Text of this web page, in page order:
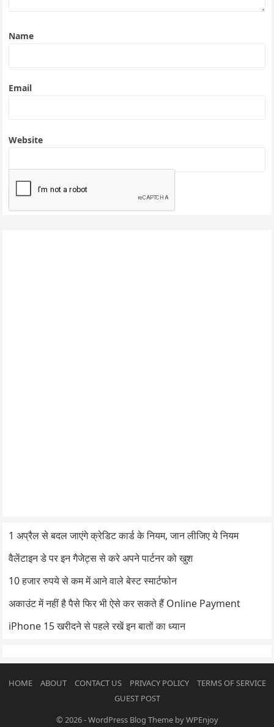
Name
Email
Website
1 अप्रैल से बदल जाएंगे क्रेडिट कार्ड के नियम, जान लीजिए ये नियम
वैलेंटाइन डे पर इन गैजेट्स से करे अपने पार्टनर को खुश
10 हजार रुपये से कम में आने वाले बेस्ट स्मार्टफोन
अकाउंट में नहीं है पैसे फिर भी ऐसे कर सकते हैं Online Payment
iPhone 15 खरीदने से पहले रखें इन बातों का ध्यान
HOME ABOUT CONTACT US PRIVACY POLICY
TERMS OF SERVICE
GUEST POST
© 2026-WordPress Blog ThemebyWPEnjoy